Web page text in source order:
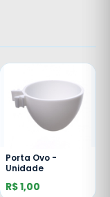
Porta Ovo -
Unidade
R$ 1,00